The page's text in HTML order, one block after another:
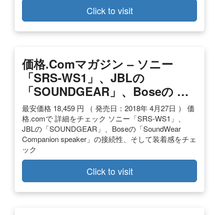
Click to visit
価格.comマガジン – ソニー
「SRS-WS1」、JBLの
「SOUNDGEAR」、Boseの …
最安価格 18,459 円 （ 発売日：2018年 4月27日 ） 価
格.comで 詳細をチェック ソニー「SRS-WS1」、
JBLの「SOUNDGEAR」、Boseの「SoundWear
Companion speaker」の接続性、そして装着感をチェ
ック
Click to visit